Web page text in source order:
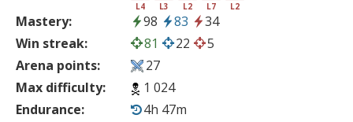
L4 L3 L2 L7 L2
Mastery: 98 83
34
Win streak:
81 22
5
Arena points:
27
Max difficulty:
1 024
Endurance:
4h 47m